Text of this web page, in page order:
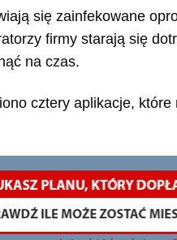
się zainfekowane
firmy starają się
na czas.
cztery aplikacje,